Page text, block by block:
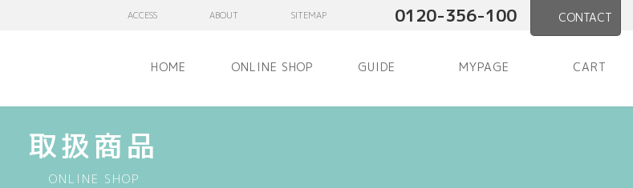
ACCESS ABOUT SITEMAP 0120-356-100 CONTACT
HOME ONLINE SHOP GUIDE MYPAGE CART
取扱商品
ONLINE SHOP